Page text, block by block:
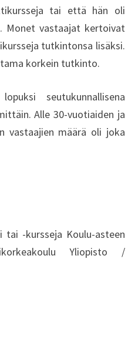
tai että hän oli
Monet vastaajat kertoivat
tutkintonsa lisäksi.
korkein tutkinto.
seutukunnallisena
Alle 30-vuotiaiden ja
vastaajien määrä oli joka
-kursseja Koulu-asteen
Yliopisto /